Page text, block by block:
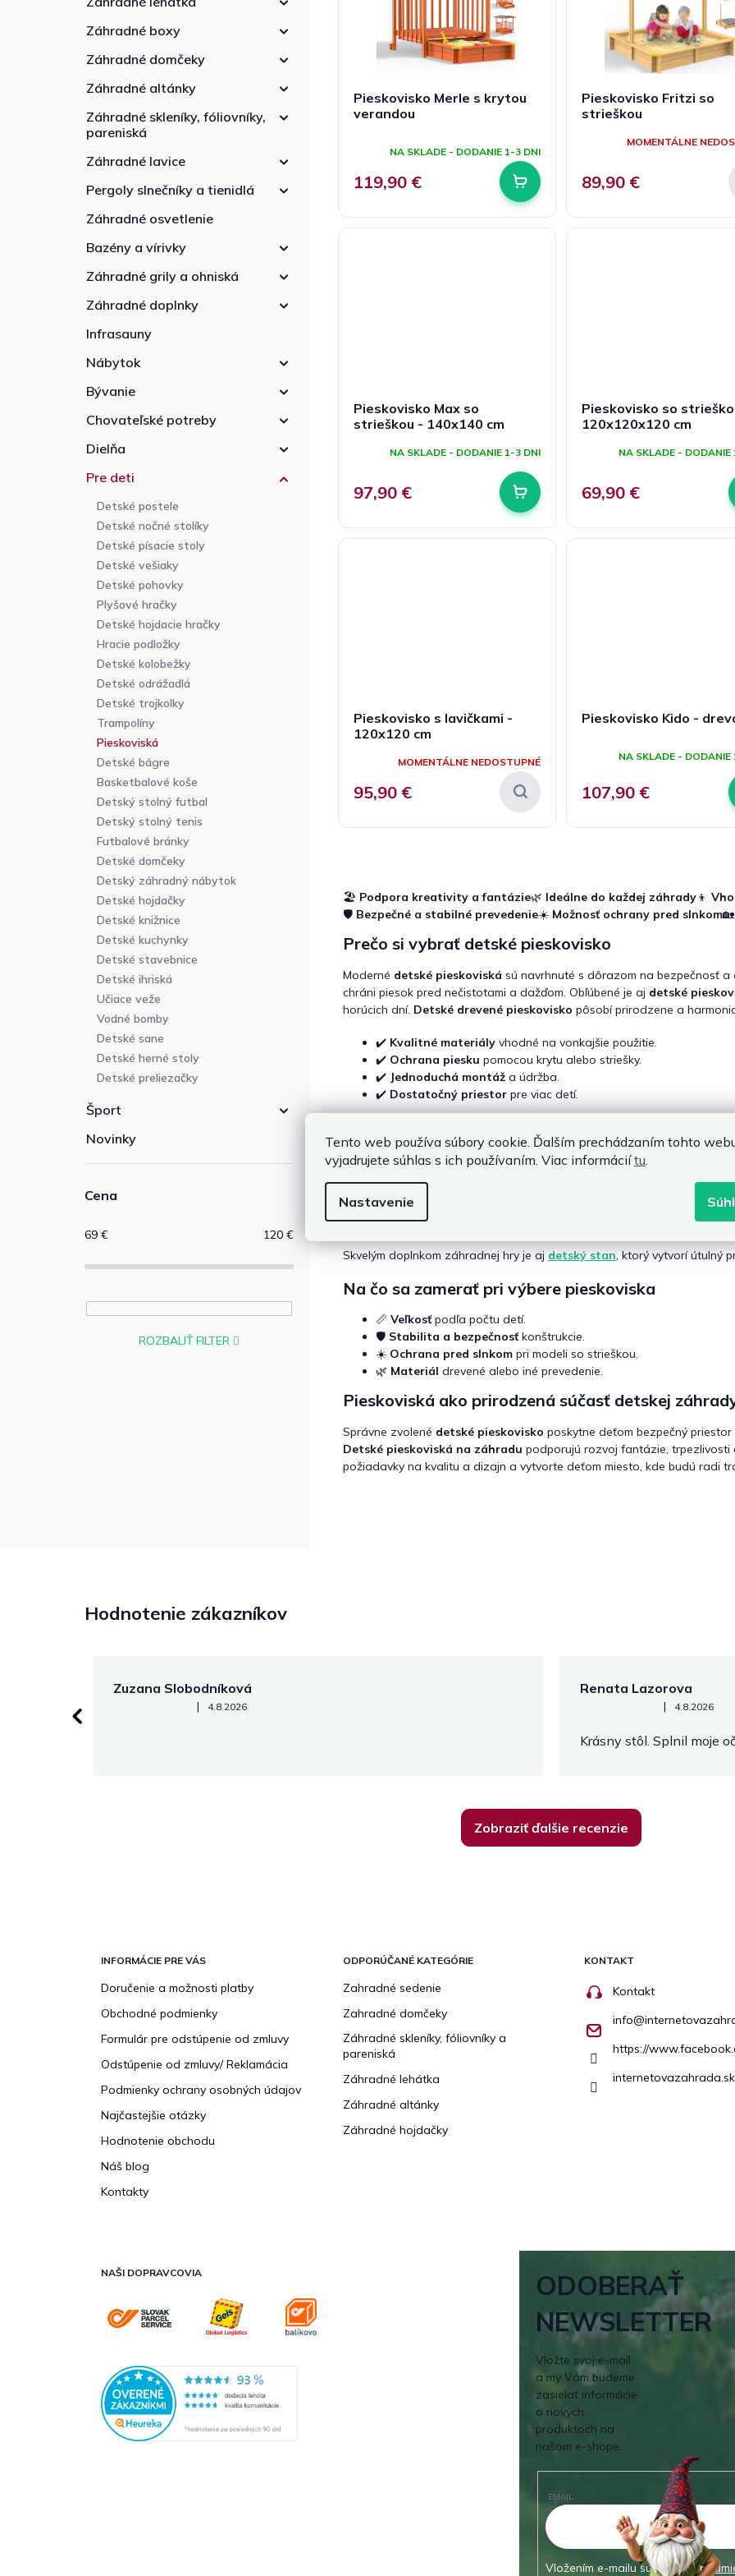
Tento web používa súbory cookie. Ďalším prechádzaním tohto
vyjadrujete súhlas s ich používaním. Viac informáciítu
Nastavenie
Záhradné boxy
Záhradné domčeky
Záhradné altánky
Záhradné skleníky, fóliovníky,
pareniská
Záhradné lavice
Pergoly slnečníky a tienidlá
Záhradné osvetlenie
Bazény a vírivky
Záhradné grily a ohniská
Záhradné doplnky
Infrasauny
Nábytok
Bývanie
Chovateľské potreby
Dielňa
Pre deti
Detské postele
Detské nočné stolíky
Detské písacie stoly
Detské vešiaky
Detské pohovky
Plyšové hračky
Detské hojdacie hračky
Hracie podložky
Detské kolobežky
Detské odrážadlá
Detské trojkolky
Trampolíny
Pieskoviská
Detské bágre
Basketbalové koše
Detský stolný futbal
Detský stolný tenis
Futbalové bránky
Detské domčeky
Detský záhradný nábytok
Detské hojdačky
Detské knižnice
Detské kuchynky
Detské stavebnice
Detské ihriská
Učiace veže
Vodné bomby
Detské sane
Detské herné stoly
Detské preliezačky
Šport
Novinky
Cena
69 € 120 €
ROZBALIŤ FILTER
Pieskovisko Merle s krytou
verandou
hodnotenie
je
5,0
5
hviezdičiek.
NA SKLADE - DODANIE 1-3 DNI
119,90 €
Pieskovisko Fritzi so
strieškou
MOMENTÁLNE
89,90 €
Pieskovisko Max so
strieškou - 140x140 cm
NA SKLADE - DODANIE 1-3 DNI
97,90 €
Pieskovisko so
120x120x120 cm
NA SKLADE - DODANIE
69,90 €
Pieskovisko s lavičkami -
120x120 cm
MOMENTÁLNE NEDOSTUPNÉ
95,90 €
Pieskovisko Kido -
hodnotenie
4,0
hviezdičiek.
NA SKLADE - DODANIE
107,90 €
l
á
d
i
e
p
r
p
s
🏖️ Podpora kreativity a fantázie🌿 Ideálne do každej záhrady👦
🛡️ Bezpečné a stabilné prevedenie☀️ Možnosť ochrany pred slnkom🏡
Prečo si vybrať detské pieskovisko
Moderné detské pieskoviská sú navrhnuté s dôrazom na bezpečnosť a
chráni piesok pred nečistotami a dažďom. Obľúbené je aj detské
horúcich dní. Detské drevené pieskovisko pôsobí prirodzene a
✔️ Kvalitné materiály vhodné na vonkajšie použitie.
✔️ Ochrana piesku pomocou krytu alebo striešky.
✔️ Jednoduchá montáž a údržba.
✔️ Dostatočný priestor pre viac detí.
Pre ešte viac pohybu môžete pridať ajbránku na futbal , ktorá podporí
kolobežky
, ktoré rozvíjajú rovnováhu a koordináciu.
Oddych a pokojné chvíle zabezpečia
,
môžete zvoliť aj
, ktorý prináša športové napätie
Skvelým doplnkom záhradnej hry je aj detský stan , ktorý vytvorí útulný
Na čo sa zamerať pri výbere pieskoviska
📏 Veľkosť podľa počtu detí.
🛡️ Stabilita a bezpečnosť konštrukcie.
☀️ Ochrana pred slnkom pri modeli so strieškou.
🌿 Materiál drevené alebo iné prevedenie.
Pieskoviská ako prirodzená súčasť detskej
Správne zvolené detské pieskovisko poskytne deťom bezpečný
Detské pieskoviská na záhradu podporujú rozvoj fantázie, trpezlivosti
požiadavky na kvalitu a dizajn a vytvorte deťom miesto, kde budú radi
Hodnotenie zákazníkov
Zuzana Slobodníková
Hodnotenie obchodu je 5 z 5 hviezdičiek.
| 4.8.2026
Renata Lazorova
Hodnotenie obchodu je 5 z
| 4.8.2026
Krásny stôl. Splnil moje
Zobraziť ďalšie recenzie
INFORMÁCIE PRE VÁS
Doručenie a možnosti platby
Obchodné podmienky
Formulár pre odstúpenie od zmluvy
Odstúpenie od zmluvy/ Reklamácia
Podmienky ochrany osobných údajov
Najčastejšie otázky
Hodnotenie obchodu
Náš blog
Kontakty
ODPORÚČANÉ KATEGÓRIE
Zahradné sedenie
Zahradné domčeky
Záhradné skleníky, fóliovníky a
pareniská
Záhradné lehátka
Záhradné altánky
Záhradné hojdačky
KONTAKT
Kontakt
info@
https://
internetovazahrada.sk
NAŠI DOPRAVCOVIA
ODOBERAŤ
NEWSLETTER
Vložte svoj e-mail
a my Vám budeme
zasielať informácie
o nových
produktoch na
našom e-shope.
EMAIL
Vložením e-mailu súhlasíte s